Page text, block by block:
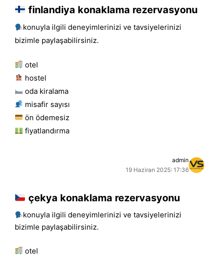
finlandiya konaklama rezervasyonu
konuyla ilgili deneyimlerinizi ve tavsiyelerinizi
bizimle paylaşabilirsiniz.
otel
hostel
oda kiralama
misafir sayısı
ön ödemesiz
fiyatlandırma
admin
19 Haziran 2025: 17:36
çekya konaklama rezervasyonu
konuyla ilgili deneyimlerinizi ve tavsiyelerinizi
bizimle paylaşabilirsiniz.
otel